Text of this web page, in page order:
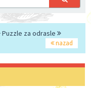
Puzzle za odrasle
nazad